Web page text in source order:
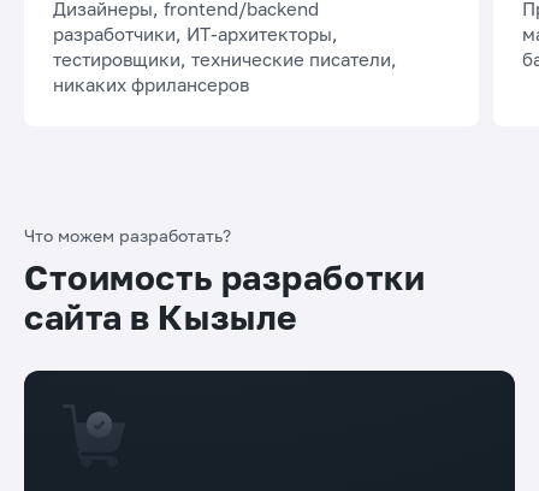
Дизайнеры, frontend/backend
разработчики, ИТ-архитекторы,
тестировщики, технические писатели,
никаких фрилансеров
Что можем разработать?
Стоимость разработки
сайта в Кызыле